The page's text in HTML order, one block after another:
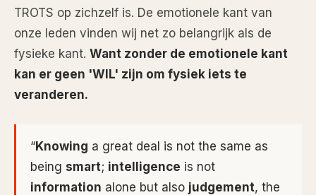
TROTS op zichzelf is. De emotionele kant van
onze leden vinden wij net zo belangrijk als de
fysieke kant. Want zonder de emotionele kant
kan er geen 'WIL' zijn om fysiek iets te
veranderen.
“Knowing a great deal is not the same as
being smart; intelligence is not
information alone but also judgement, the